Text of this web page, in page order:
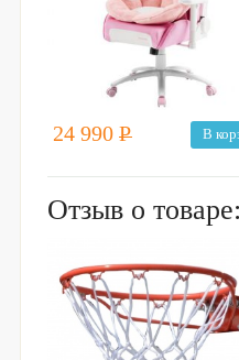
24 990 Р В
Отзыв о